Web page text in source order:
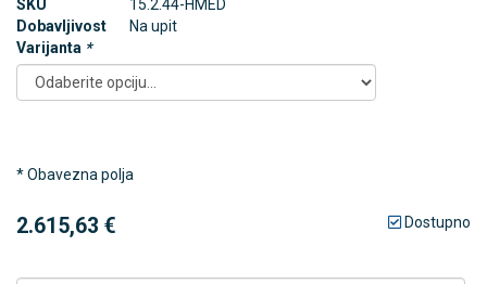
SKU
15.2.44-HMED
Dobavljivost
Na upit
Varijanta *
* Obavezna polja
2.615,63 € Dostupno